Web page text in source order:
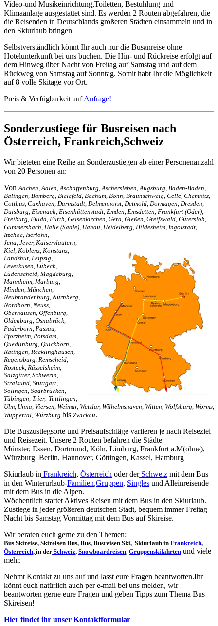
Video-und Musikeinrichtung,Toiletten, Bestuhlung und
Klimaanlage ausgestattet sind. Es werden 2 Routen abgefahren, die
die Reisenden in Deutschlands größeren Städten einsammeln und in
den Skiurlaub bringen.
Selbstverständlich könnt Ihr auch nur die Busanreise ohne
Hotelunterkunft bei uns buchen. Die Hin- und Rückreise erfolgt auf
dem Hinweg über Nacht von Freitag auf Samstag und auf dem
Rückweg von Samstag auf Sonntag. Somit habt Ihr die Möglichkeit
auf 8 volle Skitage vor Ort.
Preis & Verfügbarkeit aufAnfrage!
Sonderzustiege für Busreisen nach
Österreich, Frankreich,Schweiz
Wir bieteten eine Reihe an Sonderzustiegen ab einer Personenanzahl
von 20 Personen an:
Von Aachen, Aalen, Aschaffenburg, Aschersleben, Augsburg, Baden-Baden,
Balingen, Bamberg, Bielefeld, Bochum, Bonn, Braunschweig, Celle, Chemnitz,
Cottbus, Cuxhaven, Darmstadt, Delmenhorst, Detmold, Dormagen, Dresden,
Duisburg, Eisenach, Eisenhüttenstadt, Emden, Emsdetten, Frankfurt (Oder),
Freiburg, Fulda, Fürth, Gelsenkirchen, Gera, Gießen, Greifswald, Gütersloh,
Gummersbach, Halle (Saale), Hanau, Heidelberg, Hildesheim, Ingolstadt,
Itzehoe, Iserlohn,
Jena, Jever, Kaiserslautern,
Kiel, Koblenz, Konstanz,
Landshut, Leipzig,
Leverkusen, Lübeck,
Lüdenscheid, Magdeburg,
Mannheim, Marburg,
Minden, München,
Neubrandenburg, Nürnberg,
Nordhorn, Neuss,
Oberhausen, Offenburg,
Oldenburg, Osnabrück,
Paderborn, Passau,
Pforzheim, Potsdam,
Quedlinburg, Quickborn,
Ratingen, Recklinghausen,
Regensburg, Remscheid,
Rostock, Rüsselsheim,
Salzgitter, Schwerin,
Stralsund, Stuttgart,
Solingen, Saarbrücken,
Tübingen, Trier, Tuttlingen,
Ulm, Unna, Viersen, Weimar, Wetzlar, Wilhelmshaven, Witten, Wolfsburg, Worms,
Wuppertal, Würzburg bis Zwickau.
Die Buszustiegsorte und Preisaufschläge variieren je nach Reiseziel
und Reisezeit. Unsere 2 Routen befahren die Städte:
Münster, Essen, Dortmund, Köln, Limburg, Frankfurt a.M(ohne),
Würzburg, Berlin, Hannover, Göttingen, Kassel, Hamburg
Skiurlaub in Frankreich, Österreich oder derSchweiz mit dem Bus
in den Winterurlaub-Familien,Gruppen, Singles und Alleinreisende
mit dem Bus in die Alpen.
Wöchentlich startet Aktives Reisen mit dem Bus in den Skiurlaub.
Zustiege in jeder größeren deutschen Stadt, bequem immer Freitag
Nacht bis Samstag Vormittag mit dem Bus auf Skireise.
Wir beraten euch gerne zu den Themen:
Bus Skireise, Skireisen Bus, Bus, Busreisen Ski, Skiurlaub in Frankreich,
Österreich, in der Schweiz, Snowboardreisen, Gruppenskifahrten und viele
mehr.
Nehmt Kontakt zu uns auf und lasst eure Fragen beantworten.Ihr
könnt euch natürlich auch per e-mail bei uns melden, wir
beantworten gerne eure Fragen und geben Tipps zum Thema Bus
Skireisen!
Hier findet ihr unser Kontaktformular